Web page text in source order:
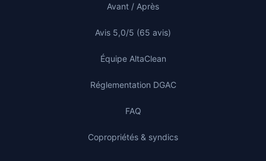
Avant / Après
Avis 5,0/5 (65 avis)
Équipe AltaClean
Réglementation DGAC
FAQ
Copropriétés & syndics